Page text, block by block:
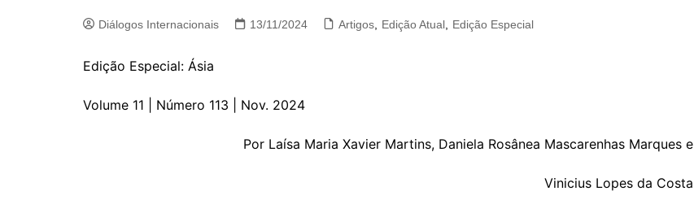
Diálogos Internacionais 13/11/2024 Artigos, Edição Atual, Edição Especial
Edição Especial: Ásia
Volume 11 | Número 113 | Nov. 2024
Por Laísa Maria Xavier Martins, Daniela Rosânea Mascarenhas Marques e
Vinicius Lopes da Costa